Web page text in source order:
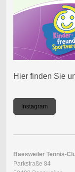
Hier finden Sie
Instagram
Baesweiler Tennis-
Parkstraße 84